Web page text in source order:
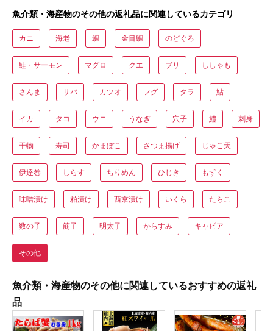
魚介類・海産物のその他の返礼品に関連しているカテゴリ
カニ 海老 鯛 金目鯛 のどぐろ
鮭・サーモン マグロ クエ ブリ ししゃも
さんま サバ カツオ フグ タラ 鮎
イカ タコ ウニ うなぎ 穴子 鱧 刺身
干物 寿司 かまぼこ さつま揚げ じゃこ天
伊達巻 しらす ちりめん ひじき もずく
味噌漬け 粕漬け 西京漬け いくら たらこ
数の子 筋子 明太子 からすみ キャビア
その他
魚介類・海産物のその他に関連しているおすすめの返礼
品